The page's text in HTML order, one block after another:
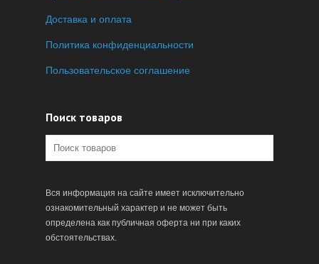
Доставка и оплата
Политика конфиденциальности
Пользовательское соглашение
Поиск товаров
Вся информация на сайте имеет исключительно
ознакомительный характер и не может быть
определена как публичная оферта ни при каких
обстоятельствах.